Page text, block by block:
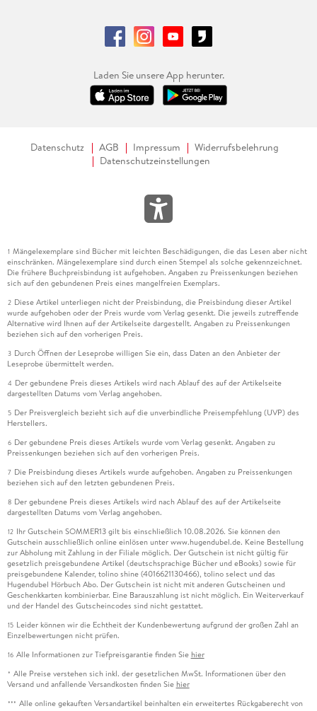
Laden Sie unsere App herunter.
Datenschutz AGB Impressum
Widerrufsbelehrung
Datenschutzeinstellungen
1 Mängelexemplare sind Bücher mit leichten Beschädigungen, die das Lesen aber nicht
einschränken. Mängelexemplare sind durch einen Stempel als solche gekennzeichnet.
Die frühere Buchpreisbindung ist aufgehoben. Angaben zu Preissenkungen beziehen
sich auf den gebundenen Preis eines mangelfreien Exemplars.
2 Diese Artikel unterliegen nicht der Preisbindung, die Preisbindung dieser Artikel
wurde aufgehoben oder der Preis wurde vom Verlag gesenkt. Die jeweils zutreffende
Alternative wird Ihnen auf der Artikelseite dargestellt. Angaben zu Preissenkungen
beziehen sich auf den vorherigen Preis.
3 Durch Öffnen der Leseprobe willigen Sie ein, dass Daten an den Anbieter der
Leseprobe übermittelt werden.
4 Der gebundene Preis dieses Artikels wird nach Ablauf des auf der Artikelseite
dargestellten Datums vom Verlag angehoben.
5 Der Preisvergleich bezieht sich auf die unverbindliche Preisempfehlung (UVP) des
Herstellers.
6 Der gebundene Preis dieses Artikels wurde vom Verlag gesenkt. Angaben zu
Preissenkungen beziehen sich auf den vorherigen Preis.
7 Die Preisbindung dieses Artikels wurde aufgehoben. Angaben zu Preissenkungen
beziehen sich auf den letzten gebundenen Preis.
8 Der gebundene Preis dieses Artikels wird nach Ablauf des auf der Artikelseite
dargestellten Datums vom Verlag angehoben.
12 Ihr Gutschein SOMMER13 gilt bis einschließlich 10.08.2026. Sie können den
Gutschein ausschließlich online einlösen unter www.hugendubel.de. Keine Bestellung
zur Abholung mit Zahlung in der Filiale möglich. Der Gutschein ist nicht gültig für
gesetzlich preisgebundene Artikel (deutschsprachige Bücher und eBooks) sowie für
preisgebundene Kalender, tolino shine (4016621130466), tolino select und das
Hugendubel Hörbuch Abo. Der Gutschein ist nicht mit anderen Gutscheinen und
Geschenkkarten kombinierbar. Eine Barauszahlung ist nicht möglich. Ein Weiterverkauf
und der Handel des Gutscheincodes sind nicht gestattet.
15 Leider können wir die Echtheit der Kundenbewertung aufgrund der großen Zahl an
Einzelbewertungen nicht prüfen.
16 Alle Informationen zur Tiefpreisgarantie finden Sie hier
* Alle Preise verstehen sich inkl. der gesetzlichen MwSt. Informationen über den
Versand und anfallende Versandkosten finden Sie hier
*** Alle online gekauften Versandartikel beinhalten ein erweitertes Rückgaberecht von